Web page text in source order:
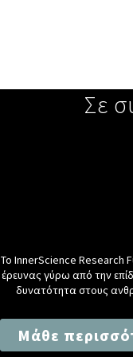
Σε
Το InnerScience Research
έρευνας γύρω από την
δυνατότητα στους
Μάθε